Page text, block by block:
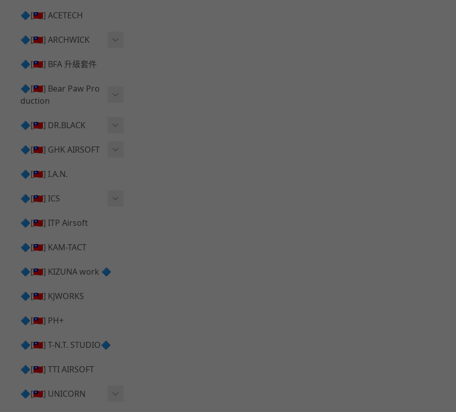
[夢神⧸Morpheus] 不鏽鋼
內管
套件
[夢神⧸Morpheus] 碳鋼 內
管
🔷[🇹🇼] ACETECH
🔷[🇹🇼] ARCHWICK
衝鋒套件 Convertion Kit
MWS 升級組件
B＆T APC9 系列產品
B＆T SPR300系列產品
HOP膠皮
🔷[🇹🇼] BFA 升級套件
🔷[🇹🇼] Bear Paw Pro
duction
T-5000
🔷[🇹🇼] DR.BLACK
Hi-capa 彈匣外觀
維護保養
Hi-capa 上半外觀
Hi-capa 內部升級
🔷[🇹🇼] GHK AIRSOFT
AR ⧸ M4 GBB 原廠零件
AKM V3 主體 ＆ 原廠零件
G5 原廠零件
G17 GEN.3 原廠零件
AR ⧸ M4 GBB 升級套件
🔷[🇹🇼] I.A.N.
🔷[🇹🇼] ICS
Hi-Capa 維修零件
ICS 成槍
🔷[🇹🇼] ITP Airsoft
🔷[🇹🇼] KAM-TACT
🔷[🇹🇼] KIZUNA work 🔷
🔷[🇹🇼] KJWORKS
🔷[🇹🇼] PH+
🔷[🇹🇼] T-N.T. STUDIO🔷
🔷[🇹🇼] TTI AIRSOFT
🔷[🇹🇼] UNICORN